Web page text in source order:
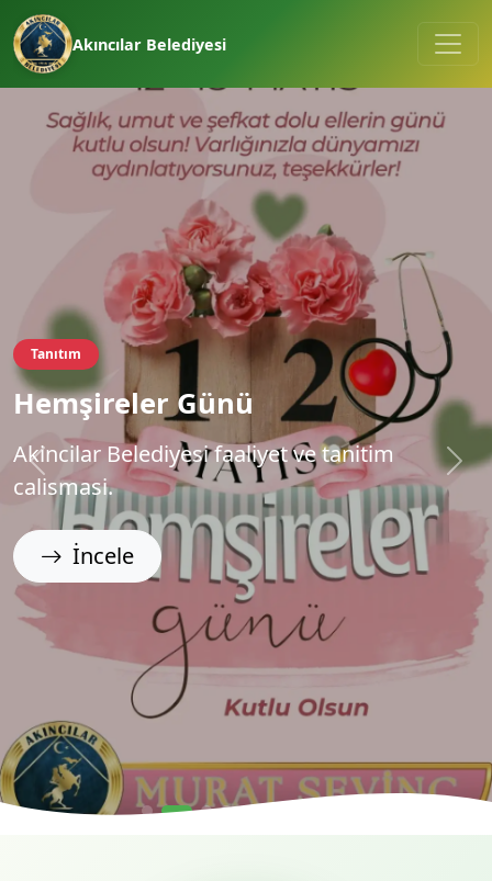
Akıncılar Belediyesi
Tanıtım
Hemşireler Günü
Akincilar Belediyesi faaliyet ve tanitim
calismasi.
İncele